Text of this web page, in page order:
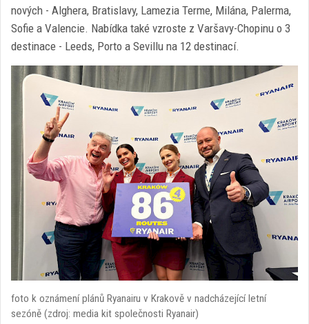
nových - Alghera, Bratislavy, Lamezia Terme, Milána, Palerma,
Sofie a Valencie. Nabídka také vzroste z Varšavy-Chopinu o 3
destinace - Leeds, Porto a Sevillu na 12 destinací.
foto k oznámení plánů Ryanairu v Krakově v nadcházející letní
sezóně (zdroj: media kit společnosti Ryanair)